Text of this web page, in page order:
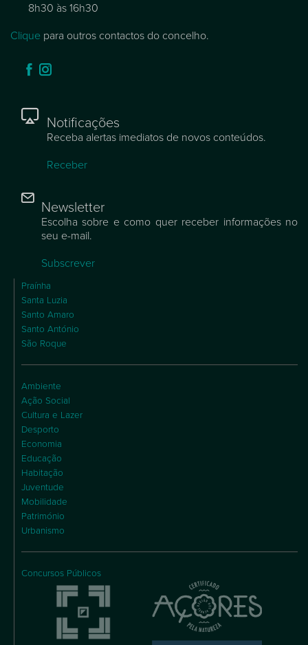
8h30 às 16h30
Clique para outros contactos do concelho.
Notificações
Receba alertas imediatos de novos conteúdos.
Receber
Newsletter
Escolha sobre e como quer receber informações no
seu e-mail.
Subscrever
Praínha
Santa Luzia
Santo Amaro
Santo António
São Roque
Ambiente
Ação Social
Cultura e Lazer
Desporto
Economia
Educação
Habitação
Juventude
Mobilidade
Património
Urbanismo
Concursos Públicos